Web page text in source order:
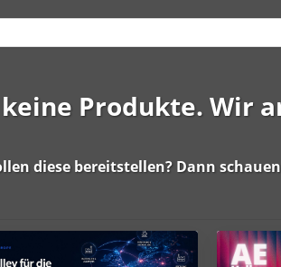
Produkte. Wir
diese bereitstellen? Dann